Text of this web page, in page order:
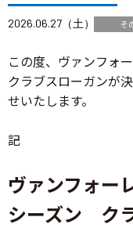
2026.06.27（土） そ
この度、ヴァンフォ
クラブスローガンが
せいたします。
記
ヴァンフォー
シーズン ク